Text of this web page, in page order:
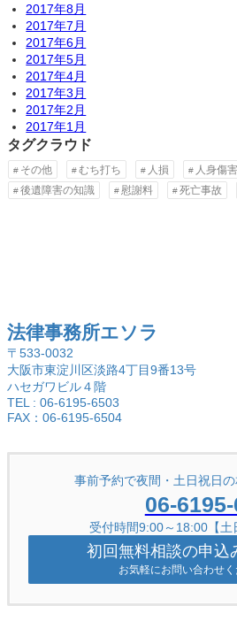
2017年8月
2017年7月
2017年6月
2017年5月
2017年4月
2017年3月
2017年2月
2017年1月
タグクラウド
その他 むち打ち 人損 人身傷
後遺障害の知識
慰謝料 死亡事故
法律事務所エソラ
〒533-0032
大阪市東淀川区淡路4丁目9番13号
ハセガワビル４階
TEL : 06-6195-6503
FAX：06-6195-6504
事前予約で夜間・土日祝日
06-
受付時間9:00～18:00【土
初回無料相談の申込
お気軽にお問い合わせく